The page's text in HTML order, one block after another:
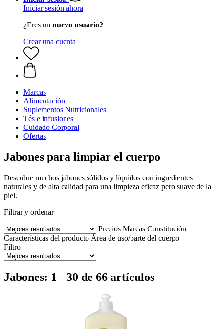
Iniciar sesión ahora
¿Eres un nuevo usuario?
Crear una cuenta
Marcas
Alimentación
Suplementos Nutricionales
Tés e infusiones
Cuidado Corporal
Ofertas
Jabones para limpiar el cuerpo
Descubre muchos jabones sólidos y líquidos con ingredientes
naturales y de alta calidad para una limpieza eficaz pero suave de la
piel.
Filtrar y ordenar
Precios Marcas Constitución
Características del producto Área de uso/parte del cuerpo
Filtro
Jabones: 1 - 30 de 66 artículos